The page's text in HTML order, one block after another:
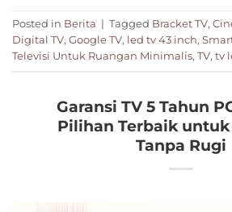
Posted in Berita | Tagged Bracket TV,
Digital TV, Google TV, led tv 43 inch,
Televisi Untuk Ruangan Minimalis, TV, tv
Garansi TV 5 Tahun
Pilihan Terbaik
Tanpa Rugi